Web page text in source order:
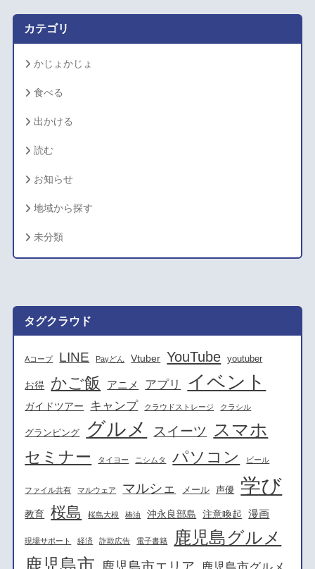
カテゴリ
かじょかじょ
食べる
出かける
読む
お知らせ
地域から探す
未分類
タグクラウド
Aコープ LINE Payどん Vtuber YouTube youtuber
お得 かご飯 アニメ アプリ イベント
ガイドツアー キャンプ クラウドストレージ クラシル
グランピング グルメ スイーツ スマホ
セミナー タイヨー ニシムタ パソコン ビール
ファイル共有 マルウェア マルシェ メール 声優 学び
教育 桜島 桜島大根 椿油 沖永良部島 注意喚起 漫画
現場サポート 経済 詐欺広告 電子書籍 鹿児島グルメ